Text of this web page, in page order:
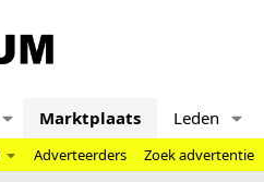
Marktplaats Leden
Adverteerders
Zoek advertentie